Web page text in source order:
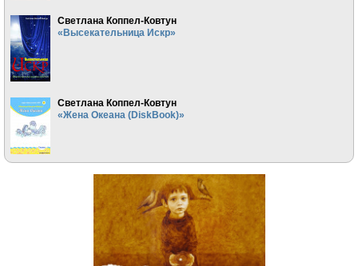
Светлана Коппел-Ковтун
«Высекательница Искр»
Светлана Коппел-Ковтун
«Жена Океана (DiskBook)»